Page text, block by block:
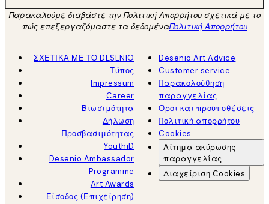
Παρακαλούμε διαβάστε την Πολιτική Απορρήτου σχετικά με το
πώς επεξεργαζόμαστε τα δεδομέναΠολιτική Απορρήτου
ΣΧΕΤΙΚΑ ΜΕ ΤΟ DESENIO
Τύπος
Impressum
Career
Βιωσιμότητα
Δήλωση
Προσβασιμότητας
YouthiD
Desenio Ambassador
Programme
Art Awards
Είσοδος (Επιχείρηση)
Desenio Art Advice
Customer service
Παρακολούθηση
παραγγελίας
Όροι και προϋποθέσεις
Πολιτική απορρήτου
Cookies
Αίτημα ακύρωσης
παραγγελίας
Διαχείριση Cookies